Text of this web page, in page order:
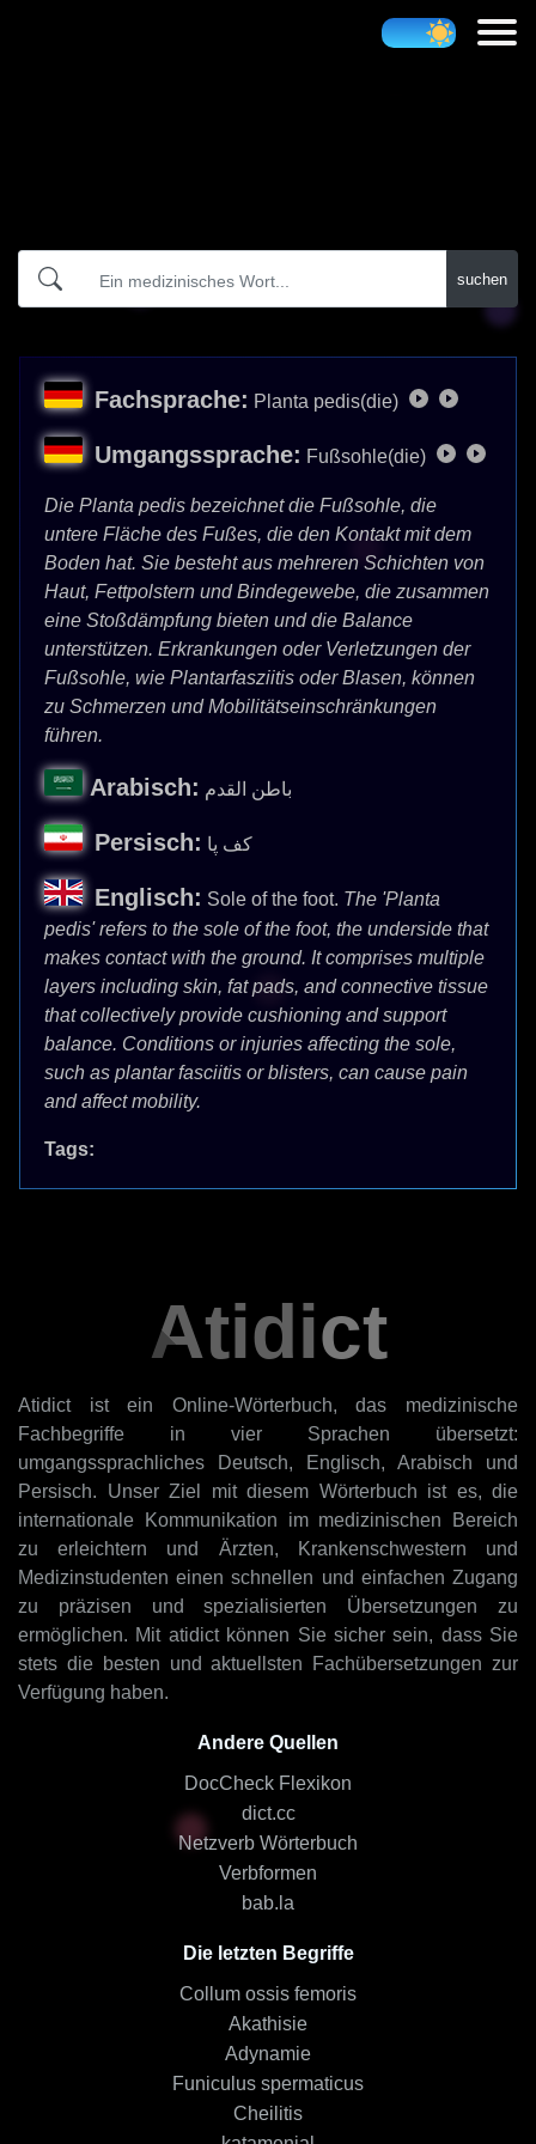
suchen
Fachsprache: Planta pedis(die)
Umgangssprache: Fußsohle(die)
Die Planta pedis bezeichnet die Fußsohle, die
untere Fläche des Fußes, die den Kontakt mit dem
Boden hat. Sie besteht aus mehreren Schichten von
Haut, Fettpolstern und Bindegewebe, die zusammen
eine Stoßdämpfung bieten und die Balance
unterstützen. Erkrankungen oder Verletzungen der
Fußsohle, wie Plantarfasziitis oder Blasen, können
zu Schmerzen und Mobilitätseinschränkungen
führen.
Arabisch: باطن القدم
Persisch: کف پا
Englisch: Sole of the foot. The 'Planta
pedis' refers to the sole of the foot, the underside that
makes contact with the ground. It comprises multiple
layers including skin, fat pads, and connective tissue
that collectively provide cushioning and support
balance. Conditions or injuries affecting the sole,
such as plantar fasciitis or blisters, can cause pain
and affect mobility.
Tags:
Atidict
Atidict ist ein Online-Wörterbuch, das medizinische
Fachbegriffe in vier Sprachen übersetzt:
umgangssprachliches Deutsch, Englisch, Arabisch und
Persisch. Unser Ziel mit diesem Wörterbuch ist es, die
internationale Kommunikation im medizinischen Bereich
zu erleichtern und Ärzten, Krankenschwestern und
Medizinstudenten einen schnellen und einfachen Zugang
zu präzisen und spezialisierten Übersetzungen zu
ermöglichen. Mit atidict können Sie sicher sein, dass Sie
stets die besten und aktuellsten Fachübersetzungen zur
Verfügung haben.
Andere Quellen
DocCheck Flexikon
dict.cc
Netzverb Wörterbuch
Verbformen
bab.la
Die letzten Begriffe
Collum ossis femoris
Akathisie
Adynamie
Funiculus spermaticus
Cheilitis